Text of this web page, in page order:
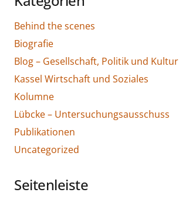
Behind the scenes
Biografie
Blog – Gesellschaft, Politik und Kultur
Kassel Wirtschaft und Soziales
Kolumne
Lübcke – Untersuchungsausschuss
Publikationen
Uncategorized
Seitenleiste